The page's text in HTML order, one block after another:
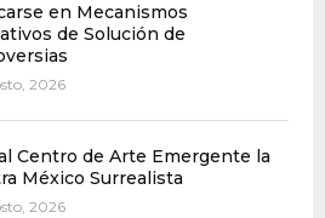
en Mecanismos
de Solución de
2026
Centro de Arte Emergente la
México Surrealista
2026